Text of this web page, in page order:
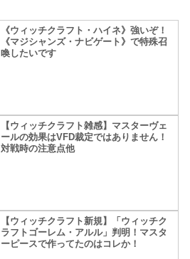
《ウィッチクラフト・ハイネ》強いぞ！
《マジシャンズ・ナビゲート》で特殊召
喚したいです
【ウィッチクラフト雑感】マスターヴェ
ールの効果はVFD裁定ではありません！
対戦時の注意点他
【ウィッチクラフト新規】「ウィッチク
ラフトゴーレム・アルル」判明！マスタ
ーピースで作ってたのはコレか！